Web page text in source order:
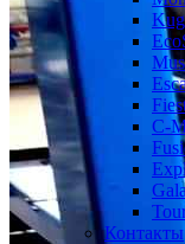
C-
Контакты